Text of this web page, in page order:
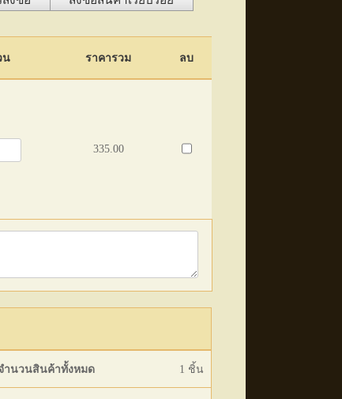
น ราคารวม ลบ
335.00
ำนวนสินค้าทั้งหมด 1 ชิ้น